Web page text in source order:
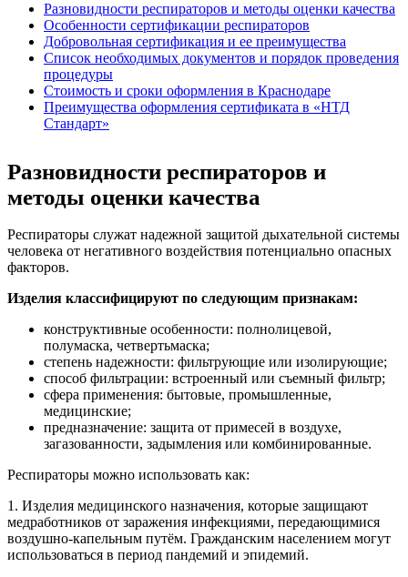
Разновидности респираторов и методы оценки качества
Особенности сертификации респираторов
Добровольная сертификация и ее преимущества
Список необходимых документов и порядок проведения
процедуры
Стоимость и сроки оформления в Краснодаре
Преимущества оформления сертификата в «НТД
Стандарт»
Разновидности респираторов и
методы оценки качества
Респираторы служат надежной защитой дыхательной системы
человека от негативного воздействия потенциально опасных
факторов.
Изделия классифицируют по следующим признакам:
конструктивные особенности: полнолицевой,
полумаска, четвертьмаска;
степень надежности: фильтрующие или изолирующие;
способ фильтрации: встроенный или съемный фильтр;
сфера применения: бытовые, промышленные,
медицинские;
предназначение: защита от примесей в воздухе,
загазованности, задымления или комбинированные.
Респираторы можно использовать как:
1. Изделия медицинского назначения, которые защищают
медработников от заражения инфекциями, передающимися
воздушно-капельным путём. Гражданским населением могут
использоваться в период пандемий и эпидемий.